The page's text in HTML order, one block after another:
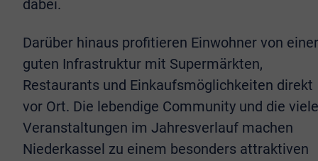
dabei.
Darüber hinaus profitieren Einwohner von einer
guten Infrastruktur mit Supermärkten,
Restaurants und Einkaufsmöglichkeiten direkt
vor Ort. Die lebendige Community und die
Veranstaltungen im Jahresverlauf machen
Niederkassel zu einem besonders attraktiven